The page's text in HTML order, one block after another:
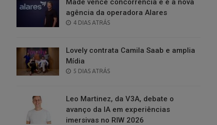
agência da operadora Alares
POSTED
4 DIAS ATRÁS
Lovely contrata Camila Saab e amplia
Mídia
POSTED
5 DIAS ATRÁS
Leo Martinez, da V3A, debate o
avanço da IA em experiências
imersivas no RIW 2026